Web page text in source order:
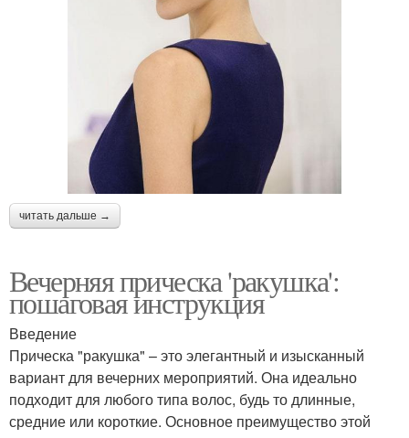
читать дальше →
Вечерняя прическа 'ракушка':
пошаговая инструкция
Введение
Прическа "ракушка" – это элегантный и изысканный
вариант для вечерних мероприятий. Она идеально
подходит для любого типа волос, будь то длинные,
средние или короткие. Основное преимущество этой